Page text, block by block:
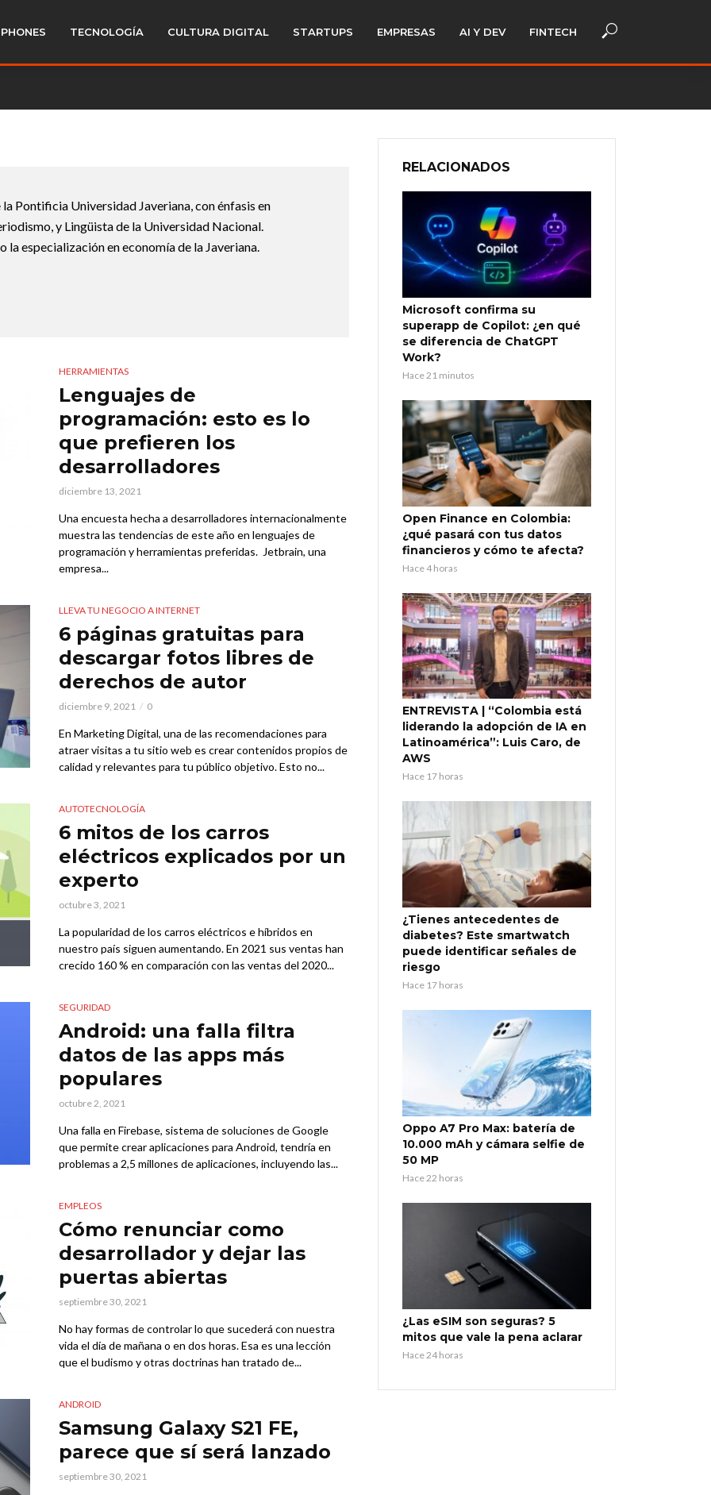
TECNOLOGÍA CULTURA DIGITAL STARTUPS EMPRESAS AI Y DEV FINTECH
Pontificia Universidad Javeriana, con énfasis en
y Lingüista de la Universidad Nacional.
la especialización en economía de la Javeriana.
HERRAMIENTAS
Lenguajes de
programación: esto es lo
que prefieren los
desarrolladores
diciembre 13, 2021
Una encuesta hecha a desarrolladores internacionalmente
muestra las tendencias de este año en lenguajes de
programación y herramientas preferidas. Jetbrain, una
empresa...
LLEVA TU NEGOCIO A INTERNET
6 páginas gratuitas para
descargar fotos libres de
derechos de autor
diciembre 9, 2021 0
En Marketing Digital, una de las recomendaciones para
atraer visitas a tu sitio web es crear contenidos propios de
calidad y relevantes para tu público objetivo. Esto no...
AUTOTECNOLOGÍA
6 mitos de los carros
eléctricos explicados por un
experto
octubre 3, 2021
La popularidad de los carros eléctricos e híbridos en
nuestro país siguen aumentando. En 2021 sus ventas han
crecido 160 % en comparación con las ventas del 2020...
SEGURIDAD
Android: una falla filtra
datos de las apps más
populares
octubre 2, 2021
Una falla en Firebase, sistema de soluciones de Google
que permite crear aplicaciones para Android, tendría en
problemas a 2,5 millones de aplicaciones, incluyendo las...
EMPLEOS
Cómo renunciar como
desarrollador y dejar las
puertas abiertas
septiembre 30, 2021
No hay formas de controlar lo que sucederá con nuestra
vida el día de mañana o en dos horas. Esa es una lección
que el budismo y otras doctrinas han tratado de...
ANDROID
Samsung Galaxy S21 FE,
parece que sí será lanzado
septiembre 30, 2021
RELACIONADOS
Microsoft confirma su
superapp de Copilot: ¿en qué
se diferencia de ChatGPT
Work?
Hace 21 minutos
Open Finance en Colombia:
¿qué pasará con tus datos
financieros y cómo te afecta?
Hace 4 horas
ENTREVISTA | “Colombia está
liderando la adopción de IA en
Latinoamérica”: Luis Caro, de
AWS
Hace 17 horas
¿Tienes antecedentes de
diabetes? Este smartwatch
puede identificar señales de
riesgo
Hace 17 horas
Oppo A7 Pro Max: batería de
10.000 mAh y cámara selfie de
50 MP
Hace 22 horas
¿Las eSIM son seguras? 5
mitos que vale la pena aclarar
Hace 24 horas